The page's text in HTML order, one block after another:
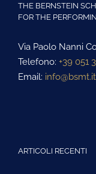
THE BERNSTEIN
FOR THE
Via Paolo Nanni
Telefono: +39 051
Email: info@bsmt.it
ARTICOLI RECENTI